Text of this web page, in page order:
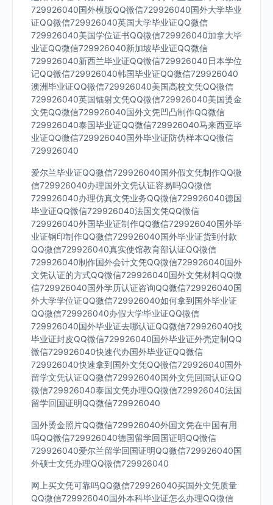
729926040国外模版QQ微信729926040国外大学毕业
证QQ微信729926040英国大学毕业证QQ微信
729926040美国学位证书QQ微信729926040加拿大毕
业证QQ微信729926040新加坡毕业证QQ微信
729926040新西兰毕业证QQ微信729926040日本学位
记QQ微信729926040韩国毕业证QQ微信729926040
澳洲毕业证QQ微信729926040美国高校文凭QQ微信
729926040英国镭射文凭QQ微信729926040美国烫金
文凭QQ微信729926040国外文凭凹凸制作QQ微信
729926040泰国毕业证QQ微信729926040马来西亚毕
业证QQ微信729926040国外毕业证防伪样本QQ微信
729926040
爱尔兰毕业证QQ微信729926040国外假文凭制作QQ微
信729926040办理国外文凭认证容易吗QQ微信
729926040办理仿真文凭业务QQ微信729926040德国
毕业证QQ微信729926040法国文凭QQ微信
729926040外国毕业证制作QQ微信729926040国外毕
业证钢印制作QQ微信729926040国外毕业证货到付款
QQ微信729926040真实使馆教育部认证QQ微信
729926040制作国外会计文凭QQ微信729926040国外
文凭认证的方式QQ微信729926040国外文凭材料QQ微
信729926040国外学历认证咨询QQ微信729926040国
外大学学位证QQ微信729926040如何拿到国外毕业证
QQ微信729926040办假大学毕业证QQ微信
729926040国外毕业证去哪认证QQ微信729926040找
毕业证封皮QQ微信729926040国外毕业证外壳定制QQ
微信729926040快速代办国外毕业证QQ微信
729926040快速拿到国外文凭QQ微信729926040国外
留学文凭认证QQ微信729926040国外文凭回国认证QQ
微信729926040泰国文凭办理QQ微信729926040法国
留学回国证明QQ微信729926040
国外烫金照片QQ微信729926040外国文凭在中国有用
吗QQ微信729926040德国留学回国证明QQ微信
729926040爱尔兰留学回国证明QQ微信729926040国
外硕士文凭办理QQ微信729926040
网上买文凭可靠吗QQ微信729926040买国外文凭质量
QQ微信729926040国外本科毕业证怎么办理QQ微信